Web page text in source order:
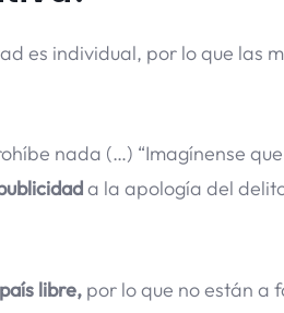
es individual, por lo que las
nada (…) “Imagínense
a la apología del
libre, por lo que no están a